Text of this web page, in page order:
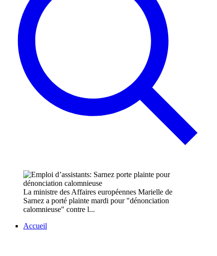
La ministre des Affaires européennes Marielle de
Sarnez a porté plainte mardi pour "dénonciation
calomnieuse" contre l...
Accueil